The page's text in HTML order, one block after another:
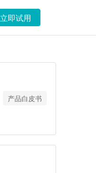
立即试用
产品白皮书